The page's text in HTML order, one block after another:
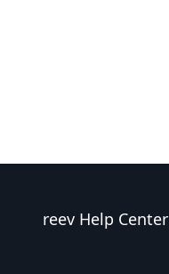
reev Help Center